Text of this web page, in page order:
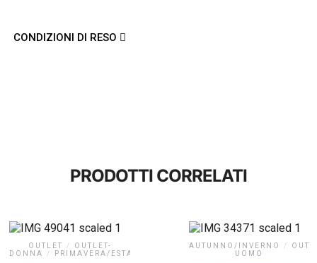
CONDIZIONI DI RESO
PRODOTTI CORRELATI
OUTLET /
OUTLET-
DONNA
/ PRIMAVERA/ESTATE
AUTUNNO/INVERNO /
UOMO